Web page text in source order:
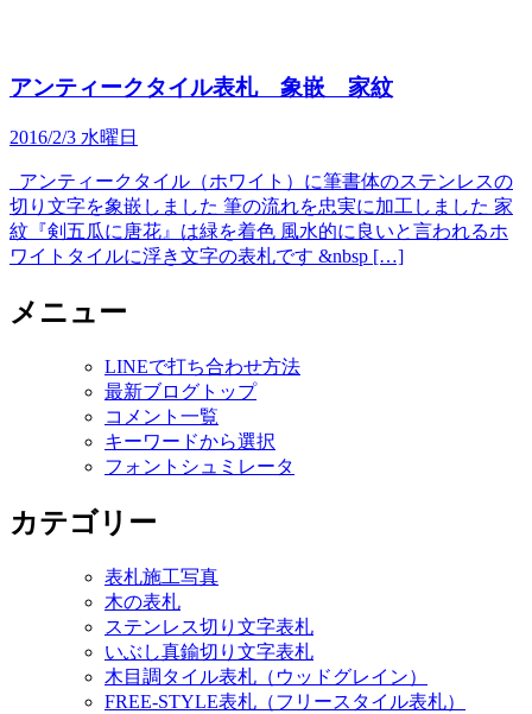
アンティークタイル表札 象嵌 家紋
2016/2/3 水曜日
アンティークタイル（ホワイト）に筆書体のステンレスの
切り文字を象嵌しました 筆の流れを忠実に加工しました 家
紋『剣五瓜に唐花』は緑を着色 風水的に良いと言われるホ
ワイトタイルに浮き文字の表札です &nbsp […]
メニュー
LINEで打ち合わせ方法
最新ブログトップ
コメント一覧
キーワードから選択
フォントシュミレータ
カテゴリー
表札施工写真
木の表札
ステンレス切り文字表札
いぶし真鍮切り文字表札
木目調タイル表札（ウッドグレイン）
FREE-STYLE表札（フリースタイル表札）